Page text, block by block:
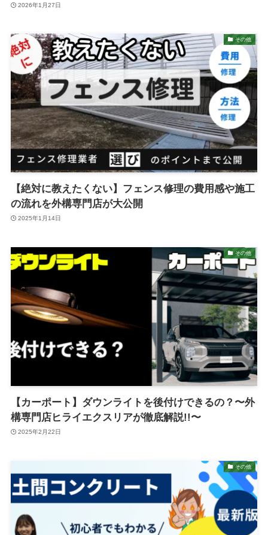
2026年1月27日
その他
【絶対に教えたくない】フェンス修理の費用感や施工
の流れを外構専門店が大公開
2025年1月14日
その他
【カーポート】ダウンライトを後付けできるの？〜外
構専門店ヒライエクスリアが徹底解説!!〜
2025年2月22日
その他